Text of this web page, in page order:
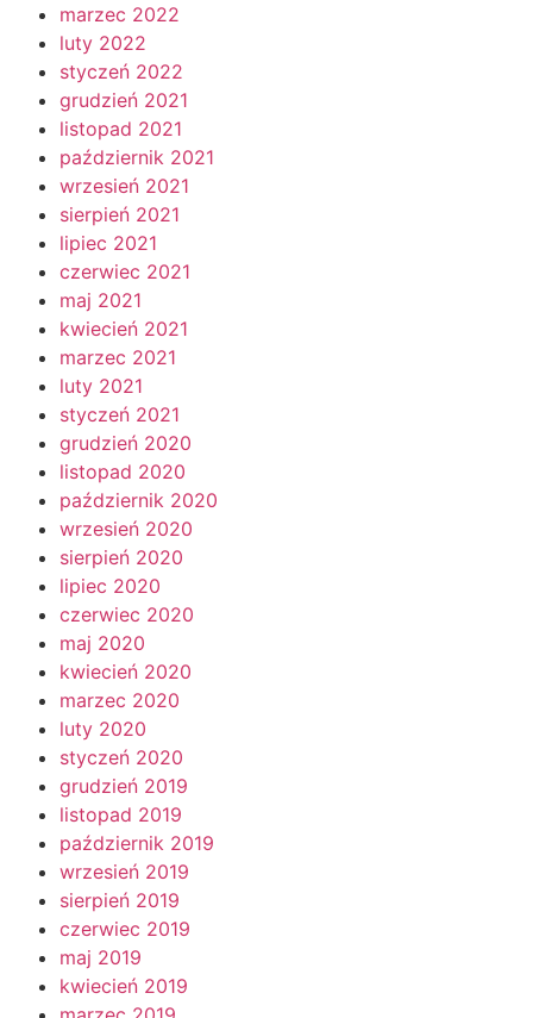
marzec 2022
luty 2022
styczeń 2022
grudzień 2021
listopad 2021
październik 2021
wrzesień 2021
sierpień 2021
lipiec 2021
czerwiec 2021
maj 2021
kwiecień 2021
marzec 2021
luty 2021
styczeń 2021
grudzień 2020
listopad 2020
październik 2020
wrzesień 2020
sierpień 2020
lipiec 2020
czerwiec 2020
maj 2020
kwiecień 2020
marzec 2020
luty 2020
styczeń 2020
grudzień 2019
listopad 2019
październik 2019
wrzesień 2019
sierpień 2019
czerwiec 2019
maj 2019
kwiecień 2019